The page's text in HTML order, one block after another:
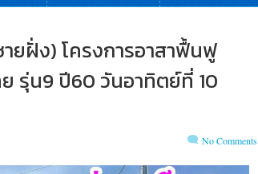
ยฝั่ง) โครงการอาสาฟื้นฟู
รุ่น9 ปี60 วันอาทิตย์ที่ 10
No Comments